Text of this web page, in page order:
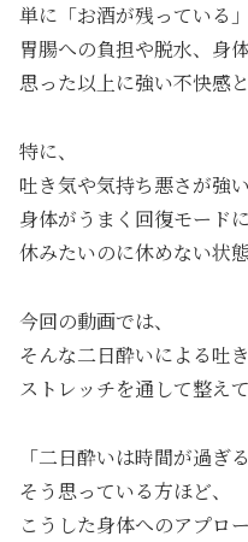
単に「お酒が残っている
胃腸への負担や脱水、身
思った以上に強い不快感
特に、
吐き気や気持ち悪さが強い
身体がうまく回復モードに
休みたいのに休めない状
今回の動画では、
そんな二日酔いによる吐
ストレッチを通して整え
「二日酔いは時間が過ぎ
そう思っている方ほど、
こうした身体へのアプロ